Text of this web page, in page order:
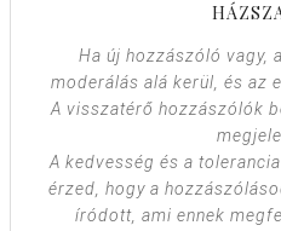
Ha új hozzászóló vagy,
moderálás alá kerül, és az
A visszatérő hozzászólók
A kedvesség és a
érzed, hogy a
íródott, ami ennek